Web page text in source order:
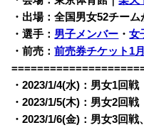
・出場：全国男女52チー
・選手： 男子メンバー ・女
・前売：前売券チケット1
・2023/1/4(水)：男女1回戦
・2023/1/5(木)：男女2回戦
・2023/1/6(金)：男女3回戦